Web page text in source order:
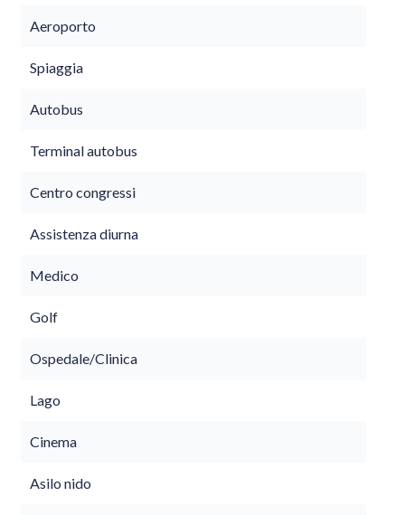
Aeroporto
Spiaggia
Autobus
Terminal autobus
Centro congressi
Assistenza diurna
Medico
Golf
Ospedale/Clinica
Lago
Cinema
Asilo nido